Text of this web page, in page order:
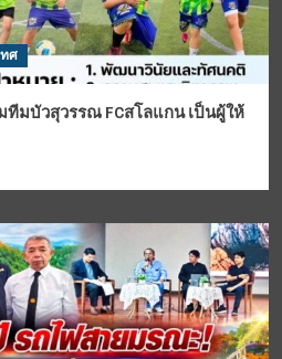
ศ
มบัวสุวรรณ FCสโลแกน เป็นผู้ให้